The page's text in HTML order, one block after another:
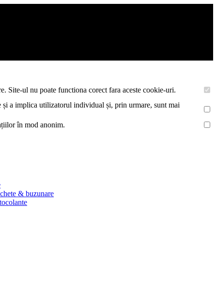
Site-ul nu poate functiona corect fara aceste cookie-uri.
și a implica utilizatorul individual și, prin urmare, sunt mai
în mod anonim.
& buzunare